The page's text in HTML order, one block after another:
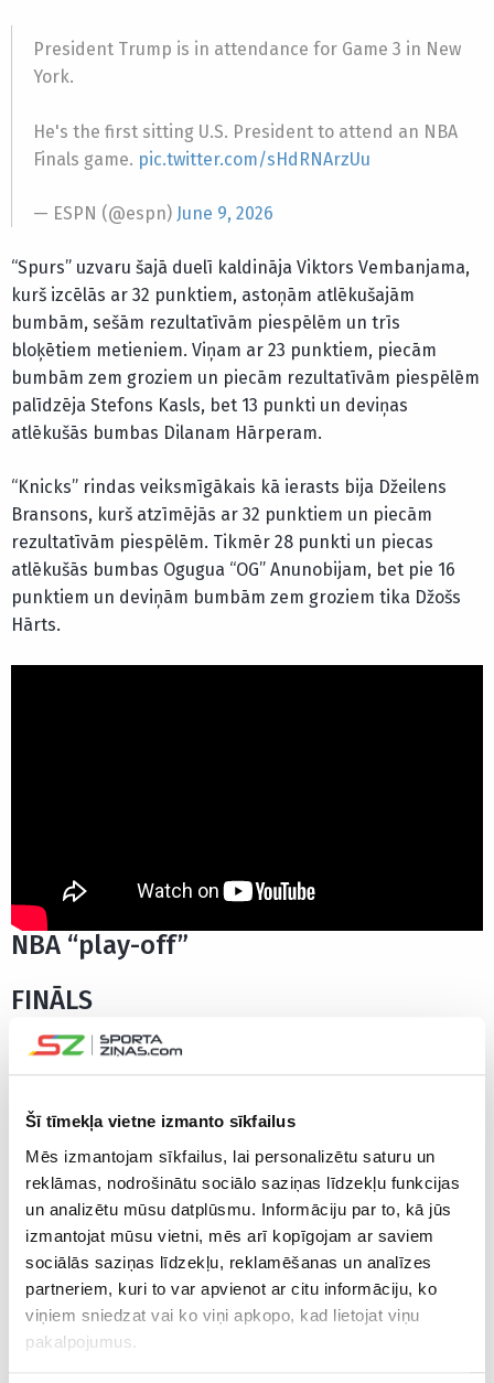
Šī tīmekļa vietne izmanto sīkfailus
Mēs izmantojam sīkfailus, lai personalizētu saturu un
reklāmas, nodrošinātu sociālo saziņas līdzekļu funkcijas
un analizētu mūsu datplūsmu. Informāciju par to, kā jūs
izmantojat mūsu vietni, mēs arī kopīgojam ar saviem
sociālās saziņas līdzekļu, reklamēšanas un analīzes
partneriem, kuri to var apvienot ar citu informāciju, ko
viņiem sniedzat vai ko viņi apkopo, kad lietojat viņu
pakalpojumus.
President Trump is in attendance for Game 3 in New
York.
He's the first sitting U.S. President to attend an NBA
Finals game. pic.twitter.com/sHdRNArzUu
— ESPN (@espn) June 9, 2026
“Spurs” uzvaru šajā duelī kaldināja Viktors Vembanjama,
kurš izcēlās ar 32 punktiem, astoņām atlēkušajām
bumbām, sešām rezultatīvām piespēlēm un trīs
bloķētiem metieniem. Viņam ar 23 punktiem, piecām
bumbām zem groziem un piecām rezultatīvām piespēlēm
palīdzēja Stefons Kasls, bet 13 punkti un deviņas
atlēkušās bumbas Dilanam Hārperam.
“Knicks” rindas veiksmīgākais kā ierasts bija Džeilens
Bransons, kurš atzīmējās ar 32 punktiem un piecām
rezultatīvām piespēlēm. Tikmēr 28 punkti un piecas
atlēkušās bumbas Ogugua “OG” Anunobijam, bet pie 16
punktiem un deviņām bumbām zem groziem tika Džošs
Hārts.
NBA “play-off”
FINĀLS
Ņujorkas “Knicks” – Sanantonio “Spurs”
Konferenču fināli
Austrumi
Ņujorkas “Knicks”– Klīvlendas “Cavaliers”4-0
Rietumi
Oklahomasitijas “Thunder” –Sanantonio “Spurs”